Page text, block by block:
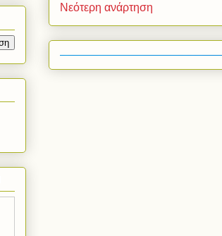
Νεότερη ανάρτηση